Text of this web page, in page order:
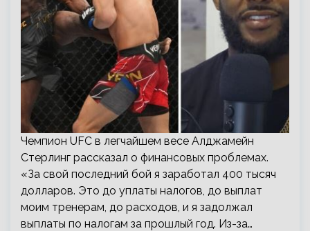
Чемпион UFC в легчайшем весе Алджамейн
Стерлинг рассказал о финансовых проблемах.
«За свой последний бой я заработал 400 тысяч
долларов. Это до уплаты налогов, до выплат
моим тренерам, до расходов, и я задолжал
выплаты по налогам за прошлый год. Из-за…